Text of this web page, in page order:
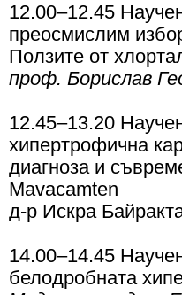
12.00–12.45
преосмислим
Ползите от
проф. Борислав
12.45–13.20
хипертрофична
диагноза и
Mavacamten
д-р Искра
14.00–14.45
белодробната